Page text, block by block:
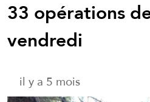
33 opérations
vendredi
il y a 5 mois